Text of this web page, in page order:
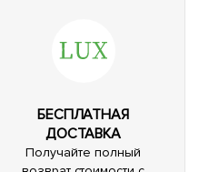
БЕСПЛАТНАЯ
ДОСТАВКА
Получайте полный